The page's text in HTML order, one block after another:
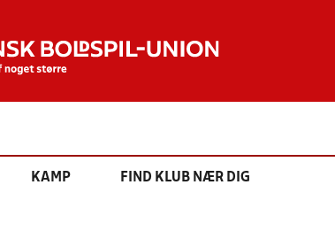
KAMP FIND KLUB NÆR DIG